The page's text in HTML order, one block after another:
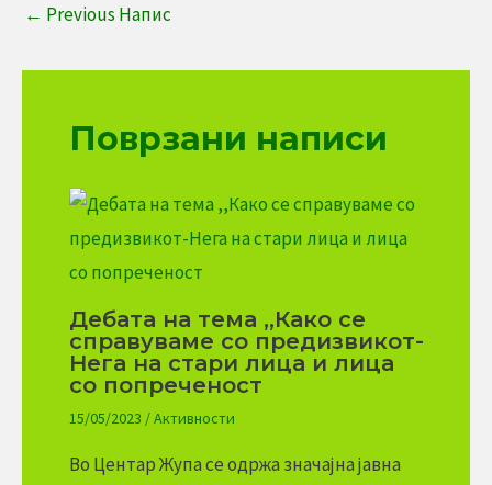
← Previous Напис
Поврзани написи
Дебата на тема ,,Како се
справуваме со предизвикот-
Нега на стари лица и лица
со попреченост
15/05/2023 /Активности
Во Центар Жупа се одржа значајна јавна